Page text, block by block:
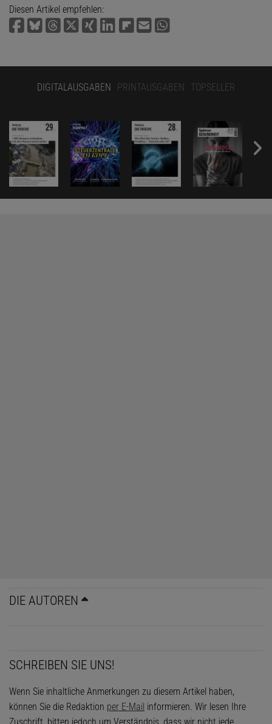
Diesen Artikel empfehlen:
DIGITALAUSGABEN PRINTAUSGABEN TOPSELLER
DIE AUTOREN
SCHREIBEN SIE UNS!
Wenn Sie inhaltliche Anmerkungen zu diesem Artikel haben,
können Sie die Redaktion per E-Mail informieren. Wir lesen Ihre
Zuschrift, bitten jedoch um Verständnis, dass wir nicht jede